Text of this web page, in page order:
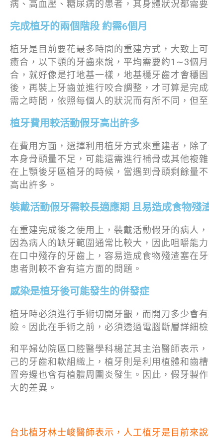
病、高血壓、糖尿病的患者，其身體狀況都需
完成植牙的兩個階段 約需6個月
植牙是目前要花最多時間的重建方式，大致上
癒合，以下顎的牙齒來說，平均需要約1∼3個
合，就好像是打地基一樣，地基穩牙齒才會穩
後，再裝上牙齒並進行咬合調整，才可算是完
需之時間，依照每個人的狀況而有所不同，但
植牙費用較活動假牙高出許多
在費用方面，選擇利用植牙方式來重建者，除
本身骨頭量不足，可能還需進行補骨或其他複
在上顎後牙區植牙的時候，當遇到骨頭剩餘量
高出許多。
裝戴活動假牙需較長適應期 且易造成食物殘
在重建完成後之使用上，裝戴活動假牙的病人
因為病人的缺牙範圍通常比較大，因此咀嚼能
在口中殘存的牙齒上，容易造成食物殘渣塞在
患者則較不會有這方面的問題。
感染是植牙後可能發生的併發症
植牙時必須進行手術切開牙齦，而開刀多少會
險。因此在手術之前，必須透過電腦斷層詳細
和平婦幼院區口腔醫學科楊芷其主治醫師表示
己的牙齒和軟組織上，植牙則是利用植體和齒
置旁邊也會有植體周圍炎發生。因此，假牙製
大的差異。
台北植牙林士峻醫師表示，人工植牙是目前來